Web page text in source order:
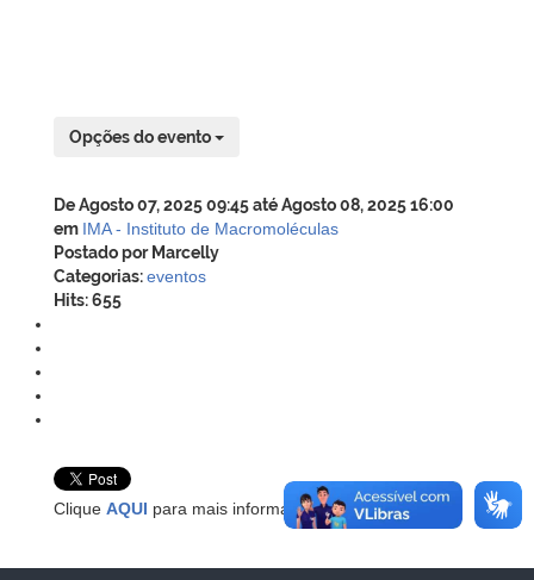
Opções do evento
De Agosto 07, 2025 09:45 até Agosto 08, 2025 16:00
em IMA - Instituto de Macromoléculas
Postado por Marcelly
Categorias:eventos
Hits: 655
Clique AQUI para mais informações!